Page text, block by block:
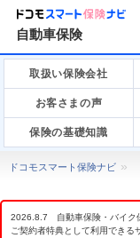
自動車保険
取扱い保険会社
お客さまの声
保険の基礎知識
ドコモスマート保険ナビ
2026.8.7 自動車保険・バイク
ご契約者特典として利用できる